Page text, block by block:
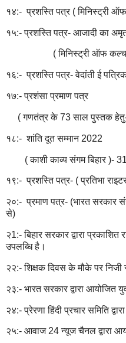
१४:- प्रशस्ति पत्र ( मिनिस्ट्री
१५:- प्रशस्ति पत्र- आजादी का
( मिनिस्ट्री ऑफ
१६:- प्रशस्ति पत्र- वेदांती ई
१७:- प्रशंसा प्रमाण पत्र
( गणतंत्र के 73 साल पुस्तक
१८:- शांति दूत सम्मान 2022
( काशी काव्य संगम बिहार )-
१९:- प्रशस्ति पत्र- ( प्रतिभा
२०:- प्रमाण पत्र- (भारत सरकार
से)
२1:- बिहार सरकार द्वारा
उपलब्धि है।
२२:- शिक्षक दिवस के मौके पर निजी
२३:- भारत सरकार द्वारा आयोजित
२४:- प्रेरणा हिंदी प्रचार समिति
२५:- आवाज 24 न्यूज चैनल द्वारा